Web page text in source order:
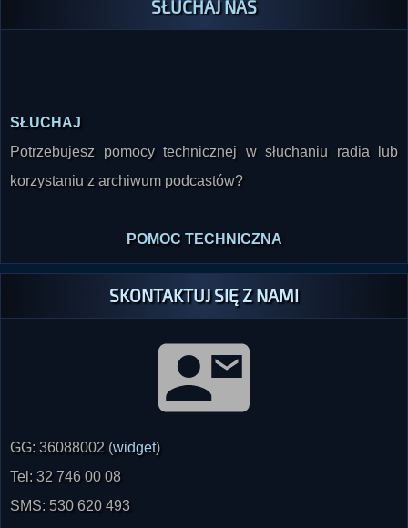
SŁUCHAJ NAS
Potrzebujesz pomocy technicznej w słuchaniu radia lub
korzystaniu z archiwum podcastów?
SKONTAKTUJ SIĘ Z NAMI
)
Tel: 32 746 00 08
SMS: 530 620 493
radio@paranormalium.pl